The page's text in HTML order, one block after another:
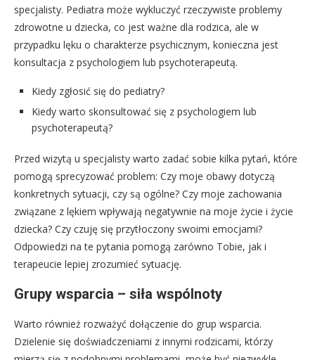
specjalisty. Pediatra może wykluczyć rzeczywiste problemy
zdrowotne u dziecka, co jest ważne dla rodzica, ale w
przypadku lęku o charakterze psychicznym, konieczna jest
konsultacja z psychologiem lub psychoterapeutą.
Kiedy zgłosić się do pediatry?
Kiedy warto skonsultować się z psychologiem lub
psychoterapeutą?
Przed wizytą u specjalisty warto zadać sobie kilka pytań, które
pomogą sprecyzować problem: Czy moje obawy dotyczą
konkretnych sytuacji, czy są ogólne? Czy moje zachowania
związane z lękiem wpływają negatywnie na moje życie i życie
dziecka? Czy czuję się przytłoczony swoimi emocjami?
Odpowiedzi na te pytania pomogą zarówno Tobie, jak i
terapeucie lepiej zrozumieć sytuację.
Grupy wsparcia – siła wspólnoty
Warto również rozważyć dołączenie do grup wsparcia.
Dzielenie się doświadczeniami z innymi rodzicami, którzy